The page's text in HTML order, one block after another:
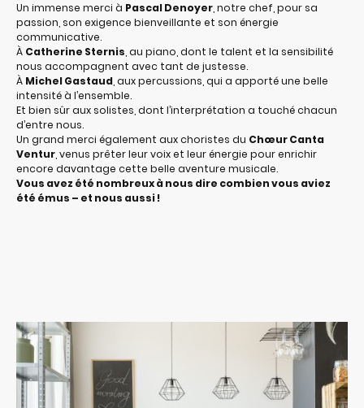
Un immense merci à Pascal Denoyer , notre chef, pour sa
passion, son exigence bienveillante et son énergie
communicative.
À Catherine Sternis , au piano, dont le talent et la sensibilité
nous accompagnent avec tant de justesse.
À Michel Gastaud , aux percussions, qui a apporté une belle
intensité à l’ensemble.
Et bien sûr aux solistes, dont l’interprétation a touché chacun
d’entre nous.
Un grand merci également aux choristes du Chœur Canta
Ventur , venus prêter leur voix et leur énergie pour enrichir
encore davantage cette belle aventure musicale.
Vous avez été nombreux à nous dire combien vous aviez
été émus – et nous aussi !